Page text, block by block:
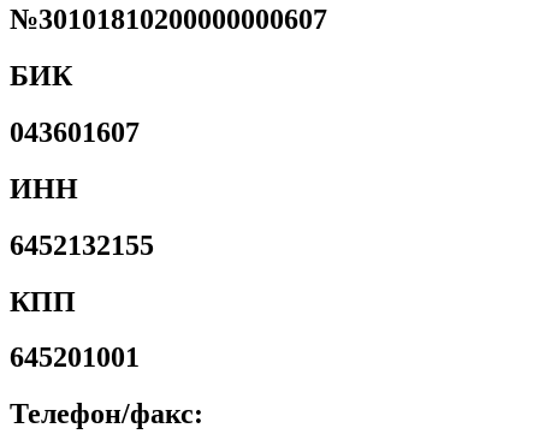
№30101810200000000607
БИК
043601607
ИНН
6452132155
КПП
645201001
Телефон/факс: